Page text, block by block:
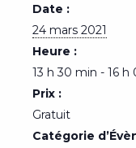
Date :
24 mars 2021
Heure :
13 h 30 min - 16 h
Prix :
Gratuit
Catégorie